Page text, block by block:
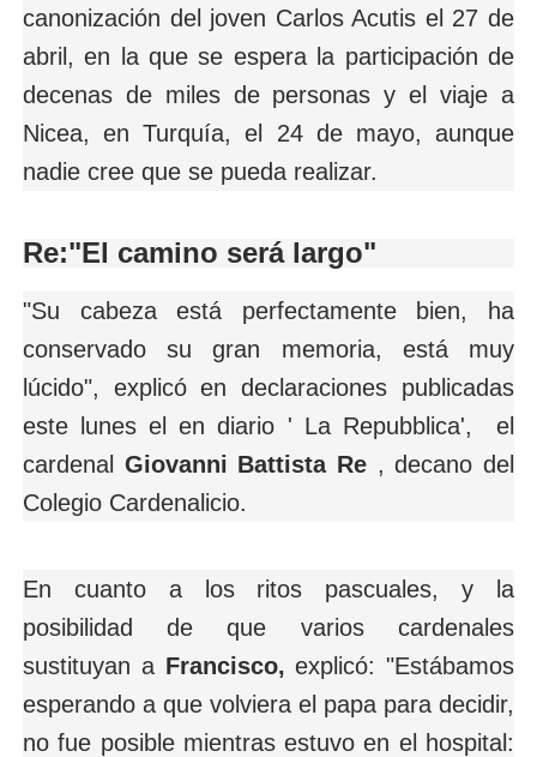
canonización del joven Carlos Acutis el 27 de
abril, en la que se espera la participación de
decenas de miles de personas y el viaje a
Nicea, en Turquía, el 24 de mayo, aunque
nadie cree que se pueda realizar.
Re:"El camino será largo"
"Su cabeza está perfectamente bien, ha
conservado su gran memoria, está muy
lúcido", explicó en declaraciones publicadas
este lunes el en diario ' La Repubblica', el
cardenal Giovanni Battista Re , decano del
Colegio Cardenalicio.
En cuanto a los ritos pascuales, y la
posibilidad de que varios cardenales
sustituyan a Francisco, explicó: "Estábamos
esperando a que volviera el papa para decidir,
no fue posible mientras estuvo en el hospital: